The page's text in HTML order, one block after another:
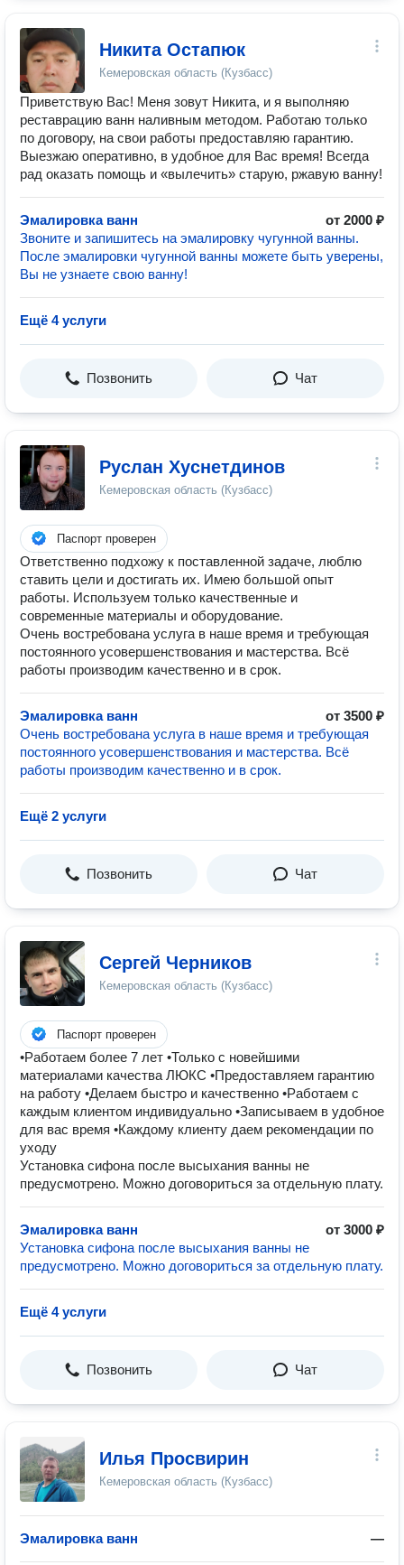
Никита Остапюк
Кемеровская область (Кузбасс)
Приветствую Вас! Меня зовут Никита, и я выполняю
реставрацию ванн наливным методом. Работаю только
по договору, на свои работы предоставляю гарантию.
Выезжаю оперативно, в удобное для Вас время! Всегда
рад оказать помощь и «вылечить» старую, ржавую ванну!
Эмалировка ванн
от 2000 ₽
Звоните и запишитесь на эмалировку чугунной ванны.
После эмалировки чугунной ванны можете быть уверены,
Вы не узнаете свою ванну!
Ещё 4 услуги
Позвонить Чат
Руслан Хуснетдинов
Кемеровская область (Кузбасс)
Паспорт проверен
Ответственно подхожу к поставленной задаче, люблю
ставить цели и достигать их. Имею большой опыт
работы. Используем только качественные и
современные материалы и оборудование.
Очень востребована услуга в наше время и требующая
постоянного усовершенствования и мастерства. Всё
работы производим качественно и в срок.
Эмалировка ванн
от 3500 ₽
Очень востребована услуга в наше время и требующая
постоянного усовершенствования и мастерства. Всё
работы производим качественно и в срок.
Ещё 2 услуги
Позвонить Чат
Сергей Черников
Кемеровская область (Кузбасс)
Паспорт проверен
•Работаем более 7 лет •Только с новейшими
материалами качества ЛЮКС •Предоставляем гарантию
на работу •Делаем быстро и качественно •Работаем с
каждым клиентом индивидуально •Записываем в удобное
для вас время •Каждому клиенту даем рекомендации по
уходу
Установка сифона после высыхания ванны не
предусмотрено. Можно договориться за отдельную плату.
Эмалировка ванн
от 3000 ₽
Установка сифона после высыхания ванны не
предусмотрено. Можно договориться за отдельную плату.
Ещё 4 услуги
Позвонить Чат
Илья Просвирин
Кемеровская область (Кузбасс)
Эмалировка ванн —